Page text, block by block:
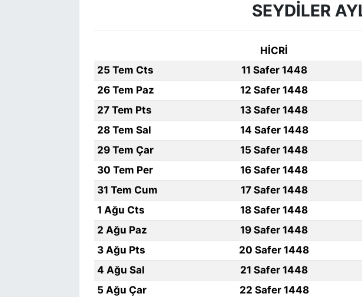
SEYDİLER
HİCRİ
25 Tem Cts
11 Safer 1448
26 Tem Paz
12 Safer 1448
27 Tem Pts
13 Safer 1448
28 Tem Sal
14 Safer 1448
29 Tem Çar
15 Safer 1448
30 Tem Per
16 Safer 1448
31 Tem Cum
17 Safer 1448
1 Ağu Cts
18 Safer 1448
2 Ağu Paz
19 Safer 1448
3 Ağu Pts
20 Safer 1448
4 Ağu Sal
21 Safer 1448
5 Ağu Çar
22 Safer 1448